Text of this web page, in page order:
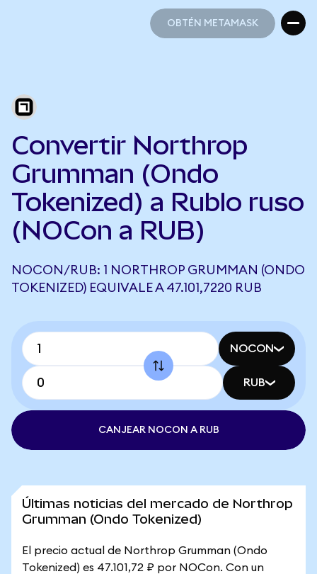
OBTÉN METAMASK
Convertir Northrop
Grumman (Ondo
Tokenized) a Rublo ruso
(NOCon a RUB)
NOCON/RUB: 1 NORTHROP GRUMMAN (ONDO
TOKENIZED) EQUIVALE A 47.101,7220 RUB
NOCON
RUB
CANJEAR NOCON A RUB
Últimas noticias del mercado de Northrop
Grumman (Ondo Tokenized)
El precio actual de Northrop Grumman (Ondo
Tokenized) es 47.101,72 ₽ por NOCon. Con un